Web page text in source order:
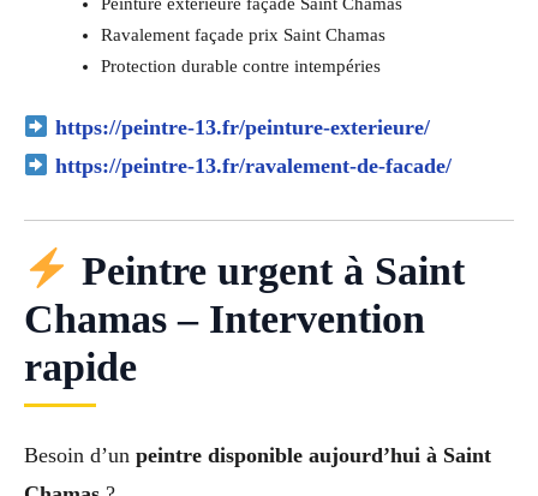
Peinture extérieure façade Saint Chamas
Ravalement façade prix Saint Chamas
Protection durable contre intempéries
https://peintre-13.fr/peinture-exterieure/
https://peintre-13.fr/ravalement-de-facade/
Peintre urgent à Saint
Chamas – Intervention
rapide
Besoin d’un peintre disponible aujourd’hui à Saint